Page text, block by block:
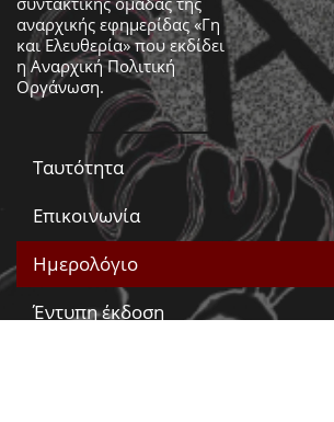
αναρχικής εφημερίδας «Γη
και Ελευθερία» που εκδίδει
ηΑναρχική Πολιτική
Οργάνωση.
Ταυτότητα
Επικοινωνία
Ημερολόγιο
Έντυπη έκδοση